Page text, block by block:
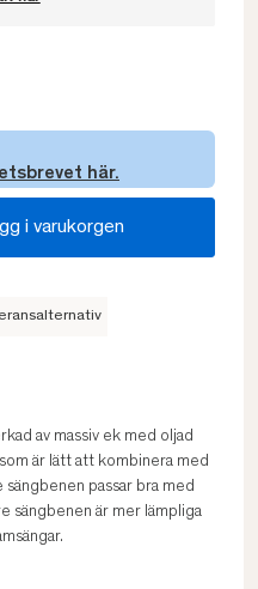
här.
i varukorgen
av massiv ek med oljad
är lätt att kombinera med
passar bra med
sängbenen är mer lämpliga